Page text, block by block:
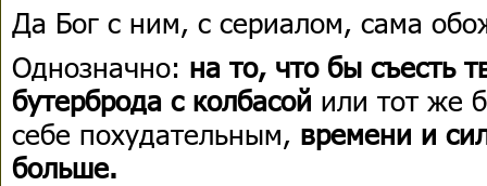
Да Бог с ним, с сериалом, сама
Однозначно: на то, что бы съесть
бутерброда с колбасой или тот же
себе похудательным, времени и
больше.